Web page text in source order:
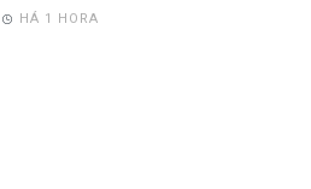
HÁ 1 HORA